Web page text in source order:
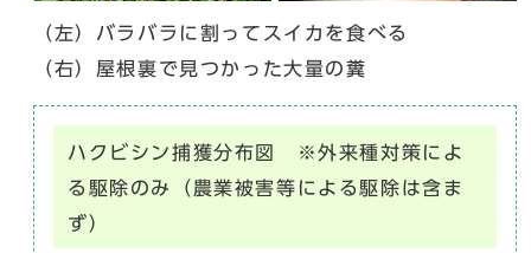
（左）バラバラに割ってスイカを食べる
（右）屋根裏で見つかった大量の糞
ハクビシン捕獲分布図 ※外来種対策によ
る駆除のみ（農業被害等による駆除は含ま
ず）